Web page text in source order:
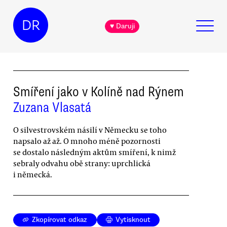
DR ♥ Daruji
Smíření jako v Kolíně nad Rýnem
Zuzana Vlasatá
O silvestrovském násilí v Německu se toho
napsalo až až. O mnoho méně pozornosti
se dostalo následným aktům smíření, k nimž
sebraly odvahu obě strany: uprchlická
i německá.
Zkopírovat odkaz Vytisknout